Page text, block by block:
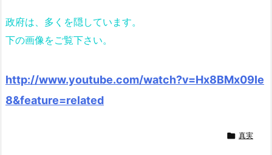
政府は、多くを隠しています。
下の画像をご覧下さい。
http://www.youtube.com/watch?v=Hx8BMx09Ie
8&feature=related
 真実